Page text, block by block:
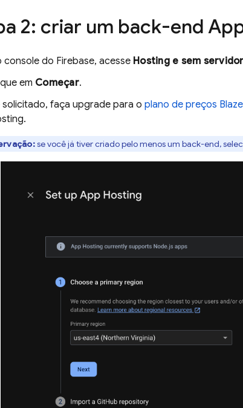
2: criar um back-end
console do Firebase, acesse Hosting e sem servidor
em Começar.
solicitado, faça upgrade para o plano de preços
.
se você já tiver criado pelo menos um back-end,